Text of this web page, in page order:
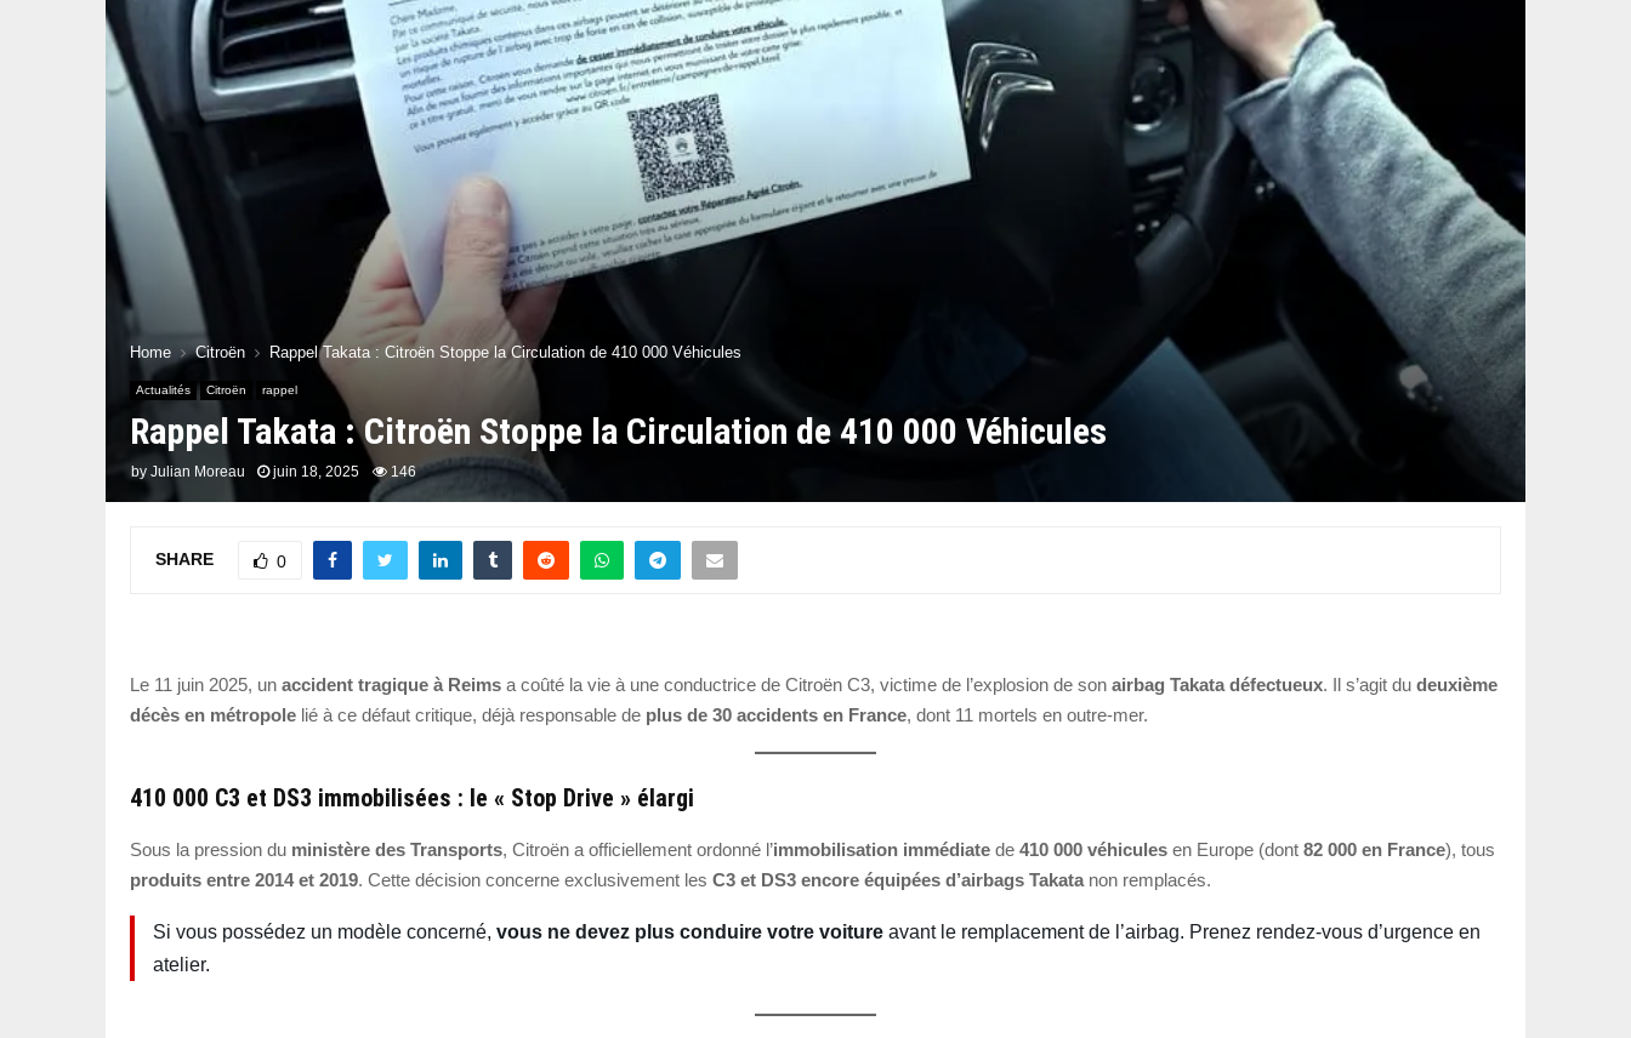
Home Citroën Rappel Takata : Citroën Stoppe la Circulation de 410 000 Véhicules
Actualités Citroën rappel
Rappel Takata : Citroën Stoppe la Circulation de 410 000 Véhicules
by Julian Moreau juin 18, 2025 146
SHARE 0
Le 11 juin 2025, un accident tragique à Reims a coûté la vie à une conductrice de Citroën C3, victime de l’explosion de son airbag Takata défectueux. Il s’agit du deuxième
décès en métropole lié à ce défaut critique, déjà responsable de plus de 30 accidents en France, dont 11 mortels en outre-mer.
410 000 C3 et DS3 immobilisées : le « Stop Drive » élargi
Sous la pression du ministère des Transports, Citroën a officiellement ordonné l’immobilisation immédiate de 410 000 véhicules en Europe (dont 82 000 en France), tous
produits entre 2014 et 2019. Cette décision concerne exclusivement les C3 et DS3 encore équipées d’airbags Takata non remplacés.
Si vous possédez un modèle concerné, vous ne devez plus conduire votre voitureavant le remplacement de l’airbag. Prenez rendez-vous d’urgence en
atelier.